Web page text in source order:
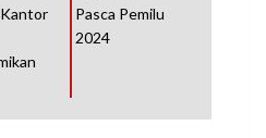
Kantor
Pasca Pemilu
2024